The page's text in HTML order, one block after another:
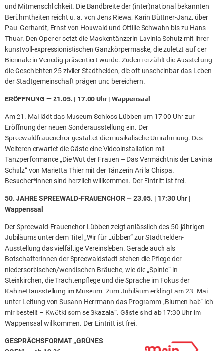
und Mitmenschlichkeit. Die Bandbreite der (inter)national bekannten
Berühmtheiten reicht u. a. von Jens Riewa, Karin Büttner-Janz, über
Paul Gerhardt, Ernst von Houwald und Ottilie Schwahn bis zu Hans
Thuar. Den Opener setzt die Maskentänzerin Lavinia Schulz mit ihrer
kunstvoll-expressionistischen Ganzkörpermaske, die zuletzt auf der
Biennale in Venedig präsentiert wurde. Zudem erzählt die Ausstellung
die Geschichten 25 ziviler Stadthelden, die oft unscheinbar das Leben
der Stadtgemeinschaft prägen und bereichern.
ERÖFFNUNG — 21.05. | 17:00 Uhr | Wappensaal
Am 21. Mai lädt das Museum Schloss Lübben um 17:00 Uhr zur
Eröffnung der neuen Sonderausstellung ein. Der
Spreewaldfrauenchor gestaltet die musikalische Umrahmung. Des
Weiteren erwartet die Gäste eine Videoinstallation mit
Tanzperformance „Die Wut der Frauen – Das Vermächtnis der Lavinia
Schulz“ von Marietta Thier mit der Tänzerin Ari la Chispa.
Besucher*innen sind herzlich willkommen. Der Eintritt ist frei.
50. JAHRE SPREEWALD-FRAUENCHOR — 23.05. | 17:30 Uhr |
Wappensaal
Der Spreewald-Frauenchor Lübben zeigt anlässlich des 50-jährigen
Jubiläums unter dem Titel „Wir für Lübben“ zur Stadthelden-
Ausstellung das vielfältige Vereinsleben. Gerade auch als
Botschafterinnen der Spreewaldstadt stehen die Pflege der
niedersorbischen/wendischen Bräuche, wie die „Spinte“ in
Steinkirchen, die Trachtenpflege und die Sprache im Fokus der
Kabinettausstellung im Museum. Zum Jubiläum erklingt am 23. Mai
unter Leitung von Susann Herrmann das Programm „Blumen hab´ ich
mir bestellt – Kwětki som se Skazała“. Gäste sind ab 17:30 Uhr im
Wappensaal willkommen. Der Eintritt ist frei.
GESPRÄCHSFORMAT „GRÜNES